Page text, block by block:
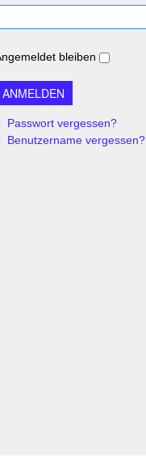
bleiben
Passwort vergessen?
Benutzername vergessen?